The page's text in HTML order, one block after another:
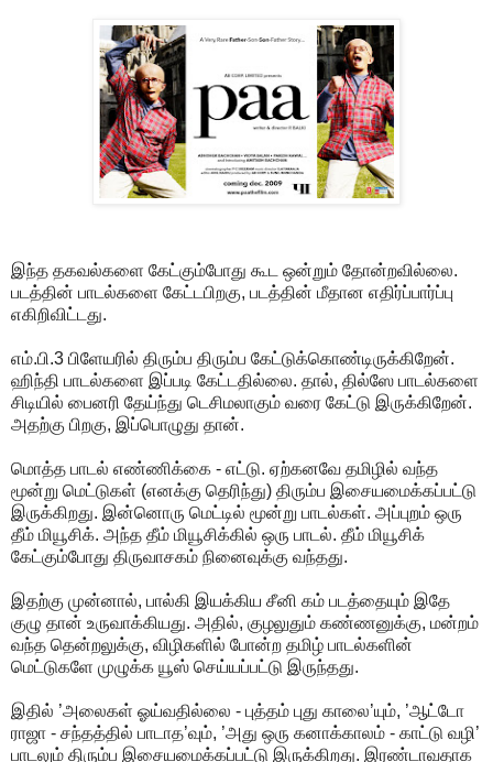
இந்த தகவல்களை கேட்கும்போது கூட ஒன்றும் தோன்றவில்லை.
படத்தின் பாடல்களை கேட்டபிறகு, படத்தின் மீதான எதிர்ப்பார்ப்பு
எகிறிவிட்டது.
எம்.பி.3 பிளேயரில் திரும்ப திரும்ப கேட்டுக்கொண்டிருக்கிறேன்.
ஹிந்தி பாடல்களை இப்படி கேட்டதில்லை. தால், தில்ஸே பாடல்களை
சிடியில் பைனரி தேய்ந்து டெசிமலாகும் வரை கேட்டு இருக்கிறேன்.
அதற்கு பிறகு, இப்பொழுது தான்.
மொத்த பாடல் எண்ணிக்கை - எட்டு. ஏற்கனவே தமிழில் வந்த
மூன்று மெட்டுகள் (எனக்கு தெரிந்து) திரும்ப இசையமைக்கப்பட்டு
இருக்கிறது. இன்னொரு மெட்டில் மூன்று பாடல்கள். அப்புறம் ஒரு
தீம் மியூசிக். அந்த தீம் மியூசிக்கில் ஒரு பாடல். தீம் மியூசிக்
கேட்கும்போது திருவாசகம் நினைவுக்கு வந்தது.
இதற்கு முன்னால், பால்கி இயக்கிய சீனி கம் படத்தையும் இதே
குழு தான் உருவாக்கியது. அதில், குழலுதும் கண்ணனுக்கு, மன்றம்
வந்த தென்றலுக்கு, விழிகளில் போன்ற தமிழ் பாடல்களின்
மெட்டுகளே முழுக்க யூஸ் செய்யப்பட்டு இருந்தது.
இதில் ’அலைகள் ஓய்வதில்லை - புத்தம் புது காலை’யும், ’ஆட்டோ
ராஜா - சந்தத்தில் பாடாத’வும், ’அது ஒரு கனாக்காலம் - காட்டு வழி’
பாடலும் திரும்ப இசையமைக்கப்பட்டு இருக்கிறது. இரண்டாவதாக